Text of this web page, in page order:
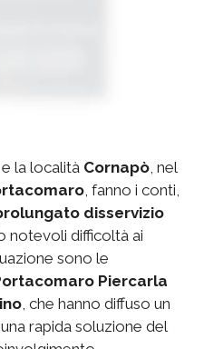
e la località Cornapò, nel
, fanno i conti,
disservizio
notevoli difficoltà ai
sono le
Piercarla
, che hanno diffuso un
rapida soluzione del